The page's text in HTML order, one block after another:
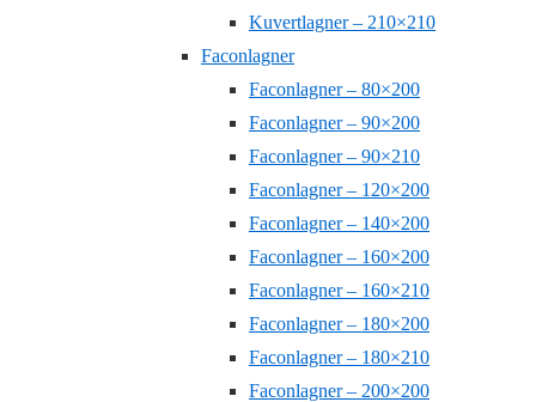
Kuvertlagner – 210×210
Faconlagner
Faconlagner – 80×200
Faconlagner – 90×200
Faconlagner – 90×210
Faconlagner – 120×200
Faconlagner – 140×200
Faconlagner – 160×200
Faconlagner – 160×210
Faconlagner – 180×200
Faconlagner – 180×210
Faconlagner – 200×200